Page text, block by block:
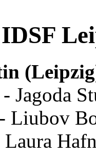
IDSF
Jagoda
Liubov